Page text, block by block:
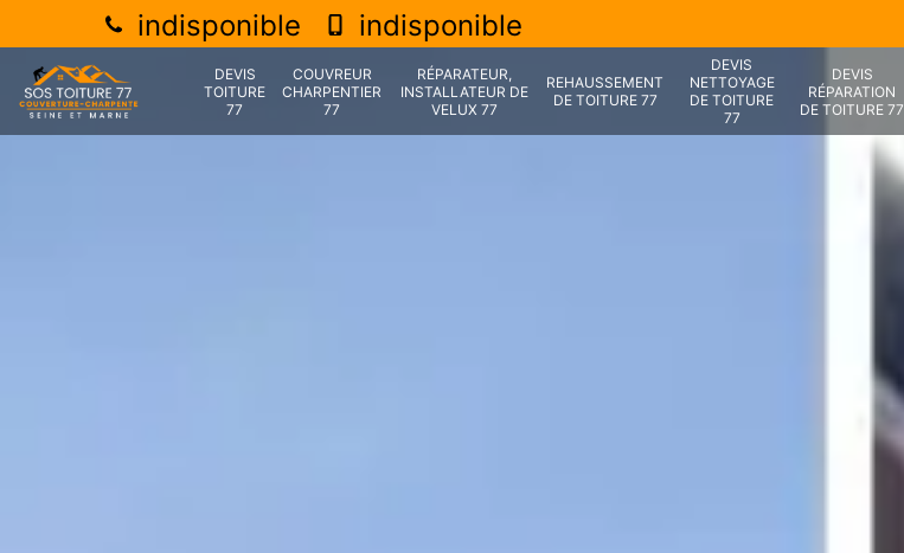
indisponible indisponible
DEVIS
TOITURE
77
COUVREUR
CHARPENTIER
77
RÉPARATEUR,
INSTALLATEUR DE
VELUX 77
REHAUSSEMENT
DE TOITURE 77
DEVIS
NETTOYAGE
DE TOITURE
77
DEVIS
RÉPARATION
DE TOITURE 77